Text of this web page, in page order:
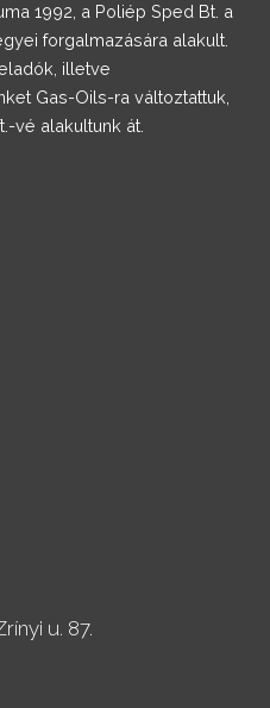
1992, a Poliép Sped Bt. a
forgalmazására alakult.
illetve
Gas-Oils-ra változtattuk,
vé alakultunk át.
u. 87.